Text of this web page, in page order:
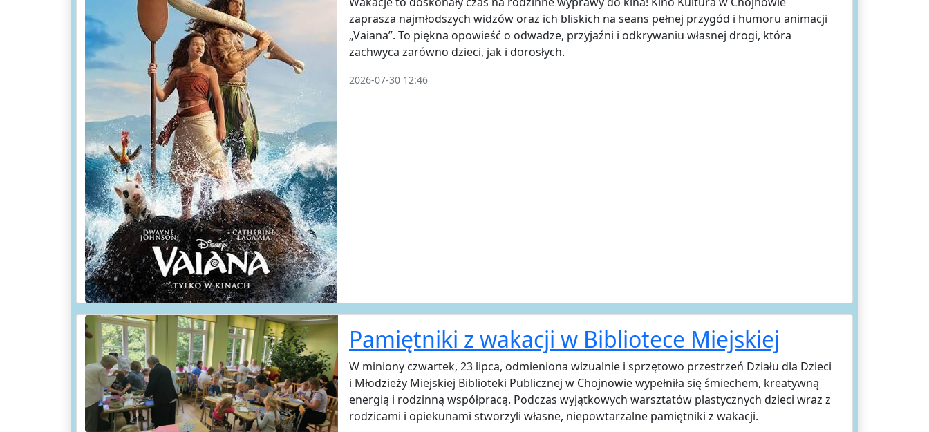
zaprasza najmłodszych widzów oraz ich bliskich na seans pełnej przygód i humoru animacji
„Vaiana”. To piękna opowieść o odwadze, przyjaźni i odkrywaniu własnej drogi, która
zachwyca zarówno dzieci, jak i dorosłych.
2026-07-30 12:46
Pamiętniki z wakacji w Bibliotece Miejskiej
W miniony czwartek, 23 lipca, odmieniona wizualnie i sprzętowo przestrzeń Działu dla Dzieci
i Młodzieży Miejskiej Biblioteki Publicznej w Chojnowie wypełniła się śmiechem, kreatywną
energią i rodzinną współpracą. Podczas wyjątkowych warsztatów plastycznych dzieci wraz z
rodzicami i opiekunami stworzyli własne, niepowtarzalne pamiętniki z wakacji.